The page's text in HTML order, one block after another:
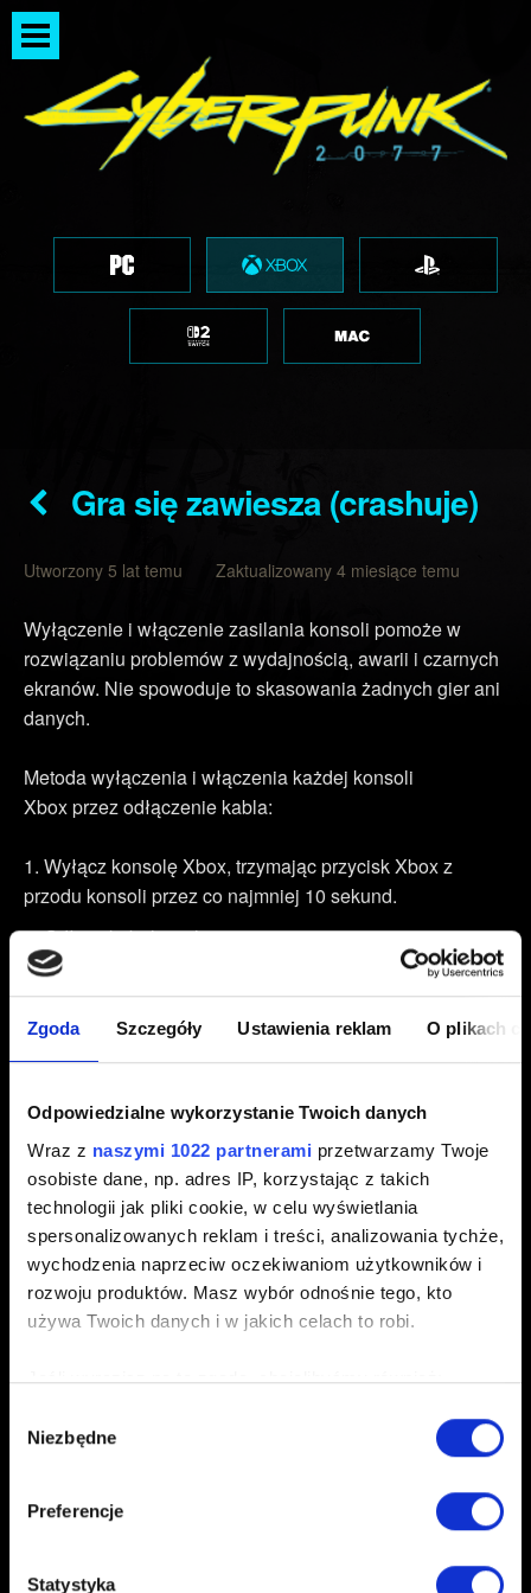
Zgoda Szczegóły Ustawienia reklam O plikach
Odpowiedzialne wykorzystanie Twoich danych
Wraz z naszymi 1022 partnerami przetwarzamy Twoje
osobiste dane, np. adres IP, korzystając z takich
technologii jak pliki cookie, w celu wyświetlania
spersonalizowanych reklam i treści, analizowania tychże,
wychodzenia naprzeciw oczekiwaniom użytkowników i
rozwoju produktów. Masz wybór odnośnie tego, kto
używa Twoich danych i w jakich celach to robi.
Jeśli wyrazisz na to zgodę, chcielibyśmy również:
geograficznej z dokładnością nawet do kilku metrów
analizując charakteryzującego je zbiory danych
(fingerprinting, czyli wirtualny odcisk palca)
dane są przetwarzane oraz ustaw własne preferencje w
zgody
Niezbędne
Preferencje
Statystyka
Gra się zawiesza (crashuje)
Utworzony 5 lat temu Zaktualizowany 4 miesiące temu
Wyłączenie i włączenie zasilania konsoli pomoże w
rozwiązaniu problemów z wydajnością, awarii i czarnych
ekranów. Nie spowoduje to skasowania żadnych gier ani
danych.
Metoda wyłączenia i włączenia każdej konsoli
Xbox przez odłączenie kabla:
Wyłącz konsolę Xbox, trzymając przycisk Xbox z
przodu konsoli przez co najmniej 10 sekund.
Odłącz kabel zasilania.
Odczekaj dwie minuty.
Podłącz kabel zasilania z powrotem i włącz konsolę,
Programowa metoda wyłączenia i włączenia Xbox
Series X:
Naciśnij przycisk Xbox na środku kontrolera.
Przewiń w prawo i wybierz Profil i system.
Przyciskiem A wybierz
Ustawienia
WybierzUrządzenia i połączenia.
Wybierz
W niektórych wypadkach zalecane jest również użycie
wcześniejszego zapisu gry sprzed momentu wystąpienia